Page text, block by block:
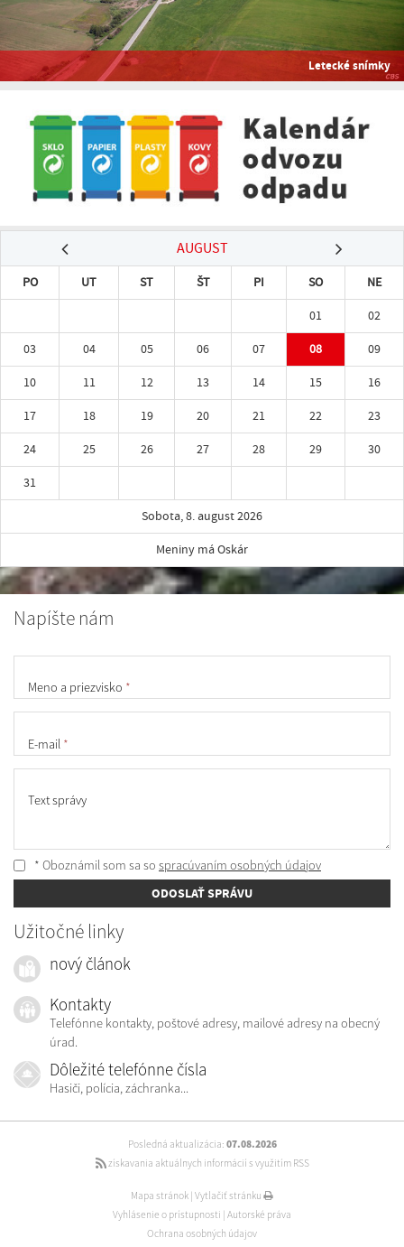
Letecké snímky
AUGUST
PO UT ST ŠT PI SO
NE
01
02
03
04 05 06 07 08
09
10
11 12 13 14 15
16
17
18 19 20 21 22
23
24
25 26 27 28 29
30
31
Sobota, 8. august 2026
Meniny má Oskár
Napíšte nám
Meno a priezvisko *
E-mail *
Text správy
* Oboznámil som sa so spracúvaním osobných údajov
ODOSLAŤ SPRÁVU
Užitočné linky
nový článok
Kontakty
Telefónne kontakty, poštové adresy, mailové adresy na obecný
úrad.
Dôležité telefónne čísla
Hasiči, polícia, záchranka...
Posledná aktualizácia: 07.08.2026
získavania aktuálnych informácií s využitím RSS
Mapa stránok Vytlačiť stránku
Vyhlásenie o prístupnosti Autorské práva
Ochrana osobných údajov